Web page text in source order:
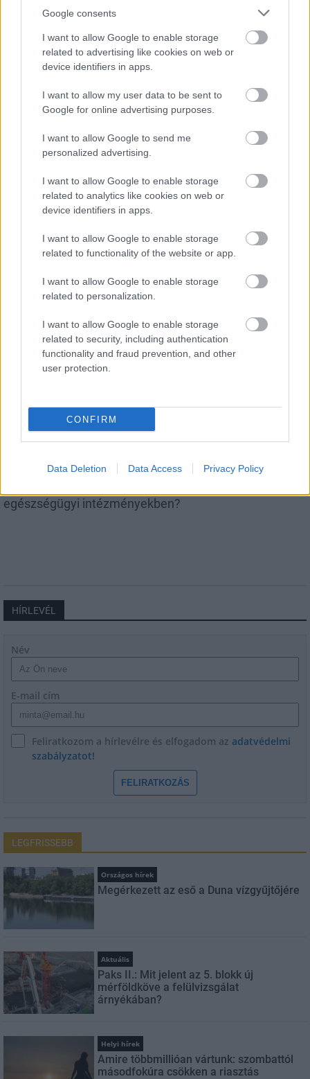
Google consents
I want to allow Google to enable storage
related to advertising like cookies on web or
device identifiers in apps.
I want to allow my user data to be sent to
Google for online advertising purposes.
I want to allow Google to send me
personalized advertising.
I want to allow Google to enable storage
related to analytics like cookies on web or
device identifiers in apps.
I want to allow Google to enable storage
related to functionality of the website or app.
I want to allow Google to enable storage
related to personalization.
I want to allow Google to enable storage
related to security, including authentication
functionality and fraud prevention, and other
user protection.
CONFIRM
Data Deletion Data Access Privacy Policy
Paks II.: Mit jelent az 5. blokk új mérföldköve a
Nagy igazolás - Sokszoros bajnok érkezik a
Fehérvárhoz
egészségügyi intézményekben?
HÍRLEVÉL
Név
E-mail cím
Feliratkozom a hírlevélre és elfogadom az adatvédelmi
szabályzatot!
FELIRATKOZÁS
LEGFRISSEBB
Országos hírek
Megérkezett az eső a Duna vízgyűjtőjére
Aktuális
Paks II.: Mit jelent az 5. blokk új
mérföldköve a felülvizsgálat
árnyékában?
Helyi hírek
Amire többmillióan vártunk: szombattól
másodfokúra csökken a riasztás